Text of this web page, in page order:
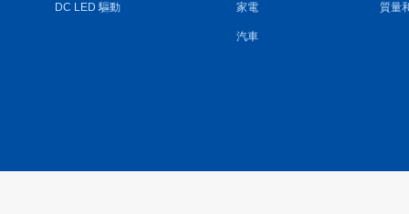
DC LED 驅動 家電
汽車
質量